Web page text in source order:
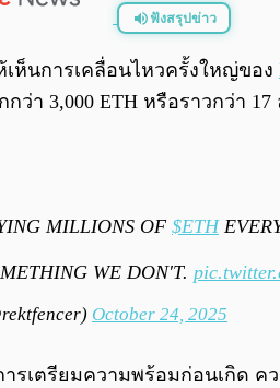
ฟังสรุปข่าว
เห็นการเคลื่อนไหวครั้งใหญ่ของ
ว่า 3,000 ETH หรือราวกว่า
MILLIONS OF $ETH
WE DON'T.
October 24, 2025
ารเตรียมความพร้อมก่อนเกิด